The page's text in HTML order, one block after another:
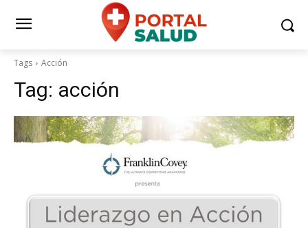
Tags Acción
Tag: acción